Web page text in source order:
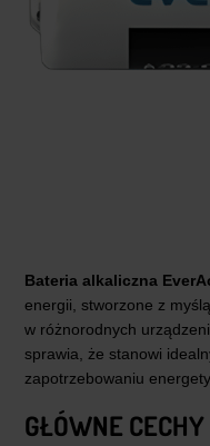
Bateria alkaliczna
energii, stworzone z
w różnorodnych
sprawia, że stanowi
zapotrzebowaniu
GŁÓWNE CECHY